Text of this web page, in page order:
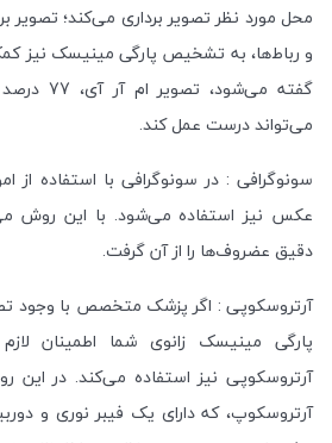
محل مورد نظر تصویر برداری می‌کند؛ تصویر
و رباط‌ها، به تشخیص پارگی مینیسک نیز
گفته
می‌تواند درست عمل کند.
سونوگرافی : در سونوگرافی با استفاده از
عکس نیز استفاده می‌شود. با این روش
دقیق عضروف‌ها را از آن گرفت.
آرتروسکوپی : اگر پزشک متخصص با وجود
پارگی مینیسک زانوی شما اطمینان
آرتروسکوپی نیز استفاده می‌کند. در این
آرتروسکوپ، که دارای یک فیبر نوری و